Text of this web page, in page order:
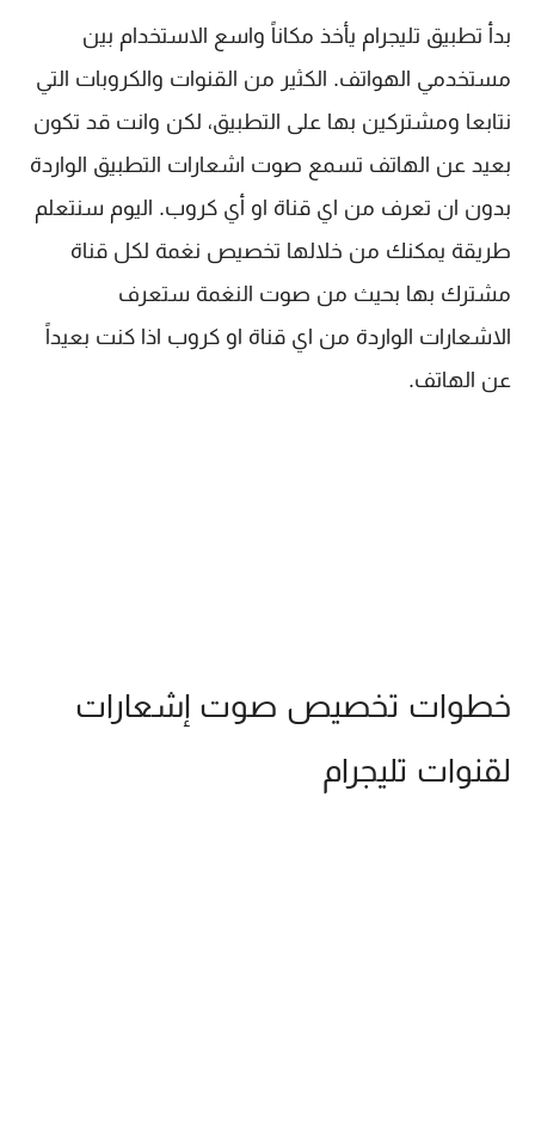
بدأ تطبيق تليجرام يأخذ مكاناً واسع الاستخدام بين
مستخدمي الهواتف. الكثير من القنوات والكروبات التي
نتابعا ومشتركين بها على التطبيق، لكن وانت قد تكون
بعيد عن الهاتف تسمع صوت اشعارات التطبيق الواردة
بدون ان تعرف من اي قناة او أي كروب. اليوم سنتعلم
طريقة يمكنك من خلالها تخصيص نغمة لكل قناة
مشترك بها بحيث من صوت النغمة ستعرف
الاشعارات الواردة من اي قناة او كروب اذا كنت بعيداً
عن الهاتف.
خطوات تخصيص صوت إشعارات
لقنوات تليجرام